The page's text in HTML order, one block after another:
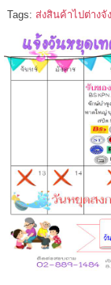
Tags: ส่งสินค้าไปต่างจั